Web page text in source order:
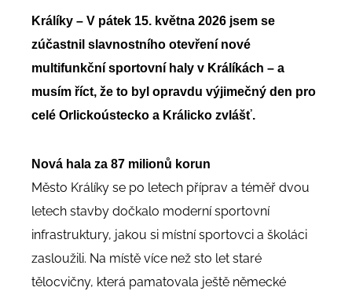
Králíky – V pátek 15. května 2026 jsem se
zúčastnil slavnostního otevření nové
multifunkční sportovní haly v Králíkách – a
musím říct, že to byl opravdu výjimečný den pro
celé Orlickoústecko a Králicko zvlášť.
Nová hala za 87 milionů korun
Město Králíky se po letech příprav a téměř dvou
letech stavby dočkalo moderní sportovní
infrastruktury, jakou si místní sportovci a školáci
zasloužili. Na místě více než sto let staré
tělocvičny, která pamatovala ještě německé